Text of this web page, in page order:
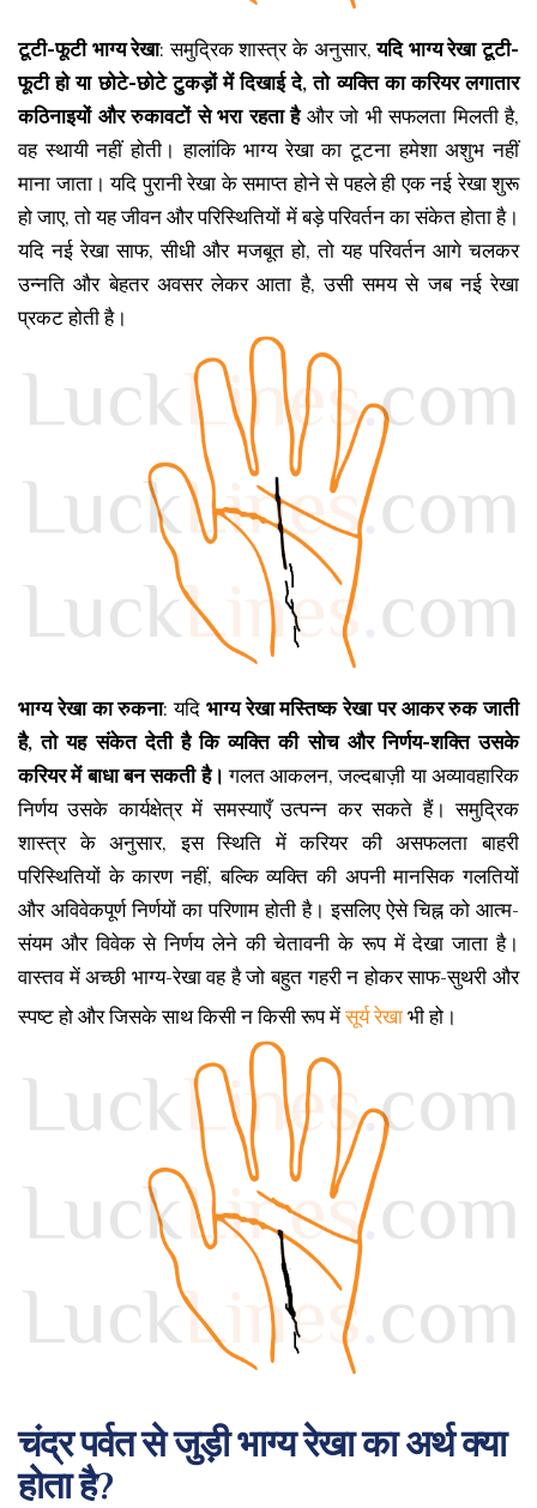
टूटी-फूटी भाग्य रेखा: समुद्रिक शास्त्र के अनुसार,यदि भाग्य रेखा टूटी-
फूटी हो या छोटे-छोटे टुकड़ों में दिखाई दे, तो व्यक्ति का करियर लगातार
कठिनाइयों और रुकावटों से भरा रहता हैऔर जो भी सफलता मिलती है,
वह स्थायी नहीं होती। हालांकि भाग्य रेखा का टूटना हमेशा अशुभ नहीं
माना जाता। यदि पुरानी रेखा के समाप्त होने से पहले ही एक नई रेखा शुरू
हो जाए, तो यह जीवन और परिस्थितियों में बड़े परिवर्तन का संकेत होता है।
यदि नई रेखा साफ, सीधी और मजबूत हो, तो यह परिवर्तन आगे चलकर
उन्नति और बेहतर अवसर लेकर आता है, उसी समय से जब नई रेखा
प्रकट होती है।
भाग्य रेखा का रुकना: यदि भाग्य रेखा मस्तिष्क रेखा पर आकर रुक जाती
है, तो यह संकेत देती है कि व्यक्ति की सोच और निर्णय-शक्ति उसके
करियर में बाधा बन सकती है। गलत आकलन, जल्दबाज़ी या अव्यावहारिक
निर्णय उसके कार्यक्षेत्र में समस्याएँ उत्पन्न कर सकते हैं। समुद्रिक
शास्त्र के अनुसार, इस स्थिति में करियर की असफलता बाहरी
परिस्थितियों के कारण नहीं, बल्कि व्यक्ति की अपनी मानसिक गलतियों
और अविवेकपूर्ण निर्णयों का परिणाम होती है। इसलिए ऐसे चिह्न को आत्म-
संयम और विवेक से निर्णय लेने की चेतावनी के रूप में देखा जाता है।
वास्तव में अच्छी भाग्य-रेखा वह है जो बहुत गहरी न होकर साफ-सुथरी और
स्पष्ट हो और जिसके साथ किसी न किसी रूप मेंसूर्य रेखा भी हो।
चंद्र पर्वत से जुड़ी भाग्य रेखा का अर्थ क्या
होता है?